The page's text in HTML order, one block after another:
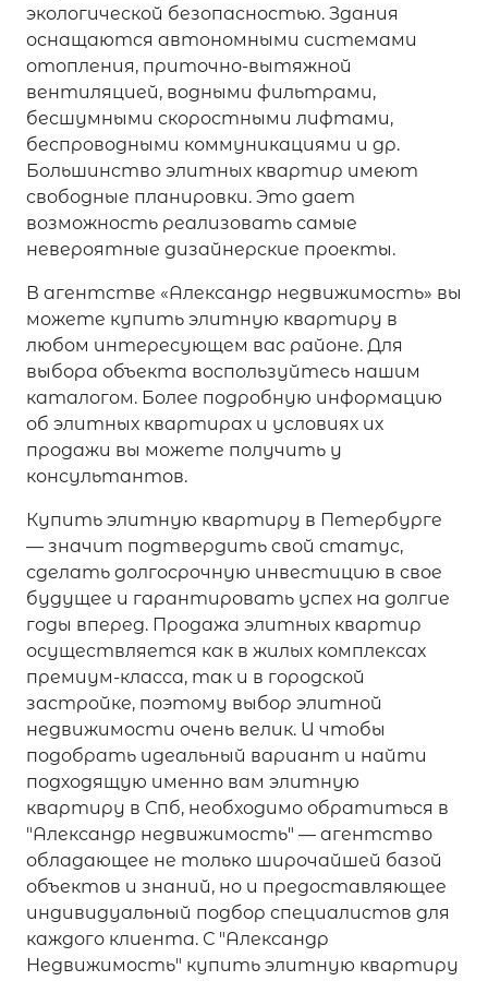
экологической безопасностью. Здания
оснащаются автономными системами
отопления, приточно-вытяжной
вентиляцией, водными фильтрами,
бесшумными скоростными лифтами,
беспроводными коммуникациями и др.
Большинство элитных квартир имеют
свободные планировки. Это дает
возможность реализовать самые
невероятные дизайнерские проекты.
В агентстве «Александр недвижимость» вы
можете купить элитную квартиру в
любом интересующем вас районе. Для
выбора объекта воспользуйтесь нашим
каталогом. Более подробную информацию
об элитных квартирах и условиях их
продажи вы можете получить у
консультантов.
Купить элитную квартиру в Петербурге
— значит подтвердить свой статус,
сделать долгосрочную инвестицию в свое
будущее и гарантировать успех на долгие
годы вперед. Продажа элитных квартир
осуществляется как в жилых комплексах
премиум-класса, так и в городской
застройке, поэтому выбор элитной
недвижимости очень велик. И чтобы
подобрать идеальный вариант и найти
подходящую именно вам элитную
квартиру в Спб, необходимо обратиться в
"Александр недвижимость" — агентство
обладающее не только широчайшей базой
объектов и знаний, но и предоставляющее
индивидуальный подбор специалистов для
каждого клиента. С "Александр
Недвижимость" купить элитную квартиру